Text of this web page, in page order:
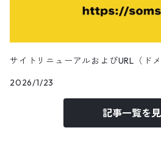
サイトリニューアルおよびURL（ド
2026/1/23
記事一覧を